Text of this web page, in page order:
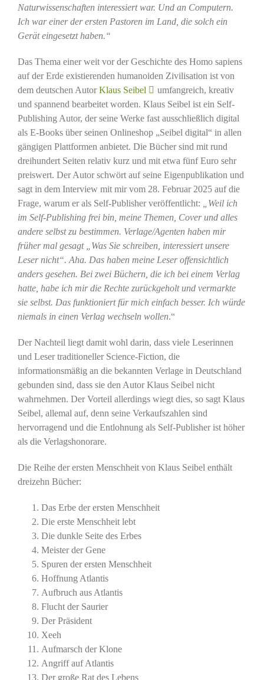
Naturwissenschaften interessiert war. Und an Computern.
Ich war einer der ersten Pastoren im Land, die solch ein
Gerät eingesetzt haben.“
Das Thema einer weit vor der Geschichte des Homo sapiens
auf der Erde existierenden humanoiden Zivilisation ist von
dem deutschen AutorKlaus Seibel
umfangreich, kreativ
und spannend bearbeitet worden. Klaus Seibel ist ein Self-
Publishing Autor, der seine Werke fast ausschließlich digital
als E-Books über seinen Onlineshop „Seibel digital“ in allen
gängigen Plattformen anbietet. Die Bücher sind mit rund
dreihundert Seiten relativ kurz und mit etwa fünf Euro sehr
preiswert. Der Autor schwört auf seine Eigenpublikation und
sagt in dem Interview mit mir vom 28. Februar 2025 auf die
Frage, warum er als Self-Publisher veröffentlicht:
„Weil ich
im Self-Publishing frei bin, meine Themen, Cover und alles
andere selbst zu bestimmen. Verlage/Agenten haben mir
früher mal gesagt „Was Sie schreiben, interessiert unsere
Leser nicht“. Aha. Das haben meine Leser offensichtlich
anders gesehen. Bei zwei Büchern, die ich bei einem Verlag
hatte, habe ich mir die Rechte zurückgeholt und vermarkte
sie selbst. Das funktioniert für mich einfach besser. Ich würde
niemals in einen Verlag wechseln wollen.“
Der Nachteil liegt damit wohl darin, dass viele Leserinnen
und Leser traditioneller Science-Fiction, die
informationsmäßig an die bekannten Verlage in Deutschland
gebunden sind, dass sie den Autor Klaus Seibel nicht
wahrnehmen. Der Vorteil allerdings wiegt dies, so sagt Klaus
Seibel, allemal auf, denn seine Verkaufszahlen sind
hervorragend und die Entlohnung als Self-Publisher ist höher
als die Verlagshonorare.
Die Reihe der ersten Menschheit von Klaus Seibel enthält
dreizehn Bücher:
Das Erbe der ersten Menschheit
Die erste Menschheit lebt
Die dunkle Seite des Erbes
Meister der Gene
Spuren der ersten Menschheit
Hoffnung Atlantis
Aufbruch aus Atlantis
Flucht der Saurier
Der Präsident
Xeeh
Aufmarsch der Klone
Angriff auf Atlantis
Der große Rat des Lebens